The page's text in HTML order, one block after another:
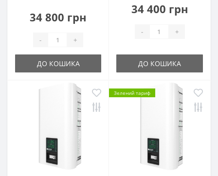
34 800 грн
- +
ДО КОШИКА
34 400 грн
- +
ДО КОШИКА
Зелений тариф